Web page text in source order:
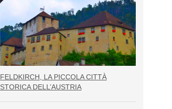
FELDKIRCH, LA PICCOLA CITTÀ
STORICA DELL’AUSTRIA